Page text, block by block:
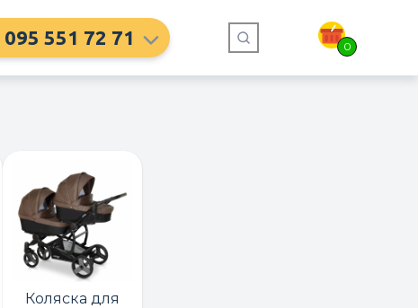
095 551 72 71 0
Коляска для